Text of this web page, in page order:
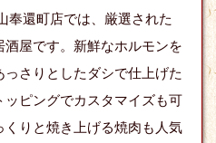
奉還町店では、厳選された
酒屋です。新鮮なホルモンを
さりとしたダシで仕上げた
ピングでカスタマイズも可
りと焼き上げる焼肉も人気